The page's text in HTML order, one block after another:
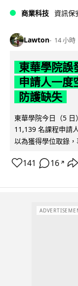
商業科技 資訊保
Lawton 14 小時
東華學院誤
申請人一度
防護缺失
東華學院今日（5
11,139 名課程申請
以為獲得學位取錄，
141 16 ↗